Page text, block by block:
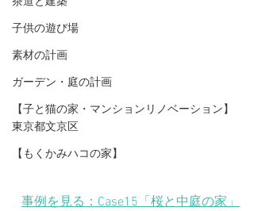
子供の遊び場
素材の計画
ガーデン・庭の計画
【子と猫の家・マンションリノベーション】
東京都文京区
【もくかみハコの家】
事例を見る：Case15「桜と中庭の家」